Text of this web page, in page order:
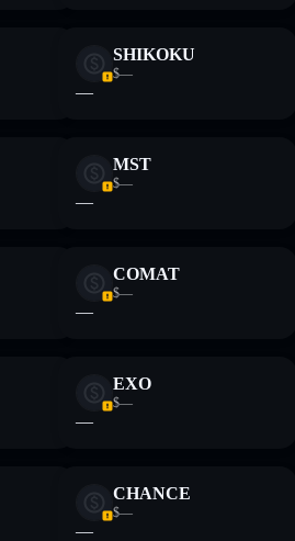
SHIKOKU
$—
—
MST
$—
—
COMAT
$—
—
EXO
$—
—
CHANCE
$—
—